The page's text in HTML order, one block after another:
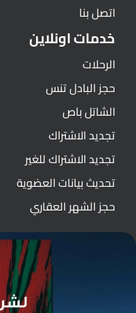
اتصل بنا
خدمات اونلاين
الرحلات
حجز البادل تنس
الشاتل باص
تجديد الاشتراك
تجديد الاشتراك للغير
تحديث بيانات العضوية
حجز الشهر العقاري